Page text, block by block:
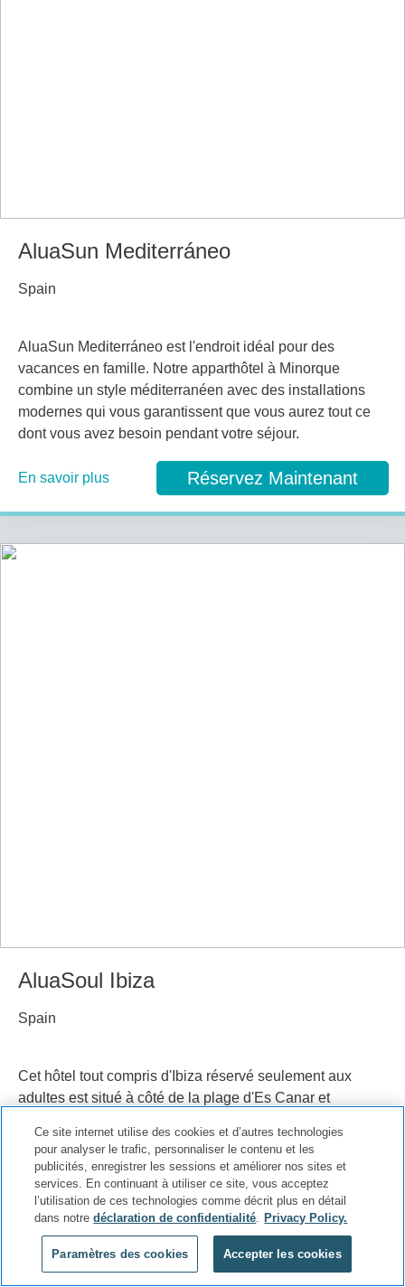
AluaSun Mediterráneo
Spain
AluaSun Mediterráneo est l'endroit idéal pour des
vacances en famille. Notre apparthôtel à Minorque
combine un style méditerranéen avec des installations
modernes qui vous garantissent que vous aurez tout ce
dont vous avez besoin pendant votre séjour.
En savoir plus Réservez Maintenant
AluaSoul Ibiza
Spain
Cet hôtel tout compris d'Ibiza réservé seulement aux
adultes est situé à côté de la plage d'Es Canar et
Profitez d'expériences inoubliables dans un lieu
privilégié.
En savoir plus Réservez Maintenant
Ce site internet utilise des cookies et d’autres technologies
pour analyser le trafic, personnaliser le contenu et les
publicités, enregistrer les sessions et améliorer nos sites et
services. En continuant à utiliser ce site, vous acceptez
l’utilisation de ces technologies comme décrit plus en détail
dans notredéclaration de confidentialité. Privacy Policy.
Paramètres des cookies Accepter les cookies